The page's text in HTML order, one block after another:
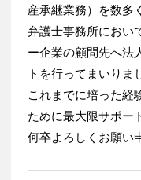
産承継業務）を数多
弁護士事務所におい
ー企業の顧問先へ法
トを行ってまいりま
これまでに培った経
ために最大限サポー
何卒よろしくお願い